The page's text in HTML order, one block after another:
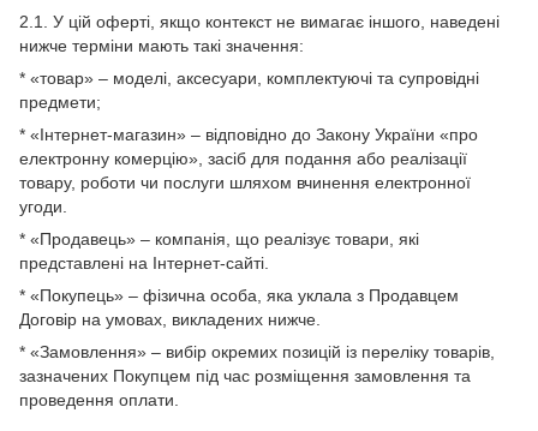
2.1. У цій оферті, якщо контекст не вимагає іншого, наведені
нижче терміни мають такі значення:
* «товар» – моделі, аксесуари, комплектуючі та супровідні
предмети;
* «Інтернет-магазин» – відповідно до Закону України «про
електронну комерцію», засіб для подання або реалізації
товару, роботи чи послуги шляхом вчинення електронної
угоди.
* «Продавець» – компанія, що реалізує товари, які
представлені на Інтернет-сайті.
* «Покупець» – фізична особа, яка уклала з Продавцем
Договір на умовах, викладених нижче.
* «Замовлення» – вибір окремих позицій із переліку товарів,
зазначених Покупцем під час розміщення замовлення та
проведення оплати.